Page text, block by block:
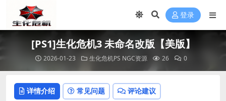
登录
[PS1]生化危机3 未命名改版【美版】
2026-01-23 生化危机PS NGC资源 26 0
详情介绍 常见问题 评论建议